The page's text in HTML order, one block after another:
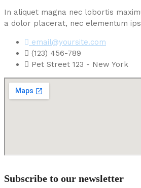
In aliquet magna nec lobortis
a dolor placerat, nec elementum
email@yoursite.com
(123) 456-789
Pet Street 123 - New York
Subscribe to our newsletter